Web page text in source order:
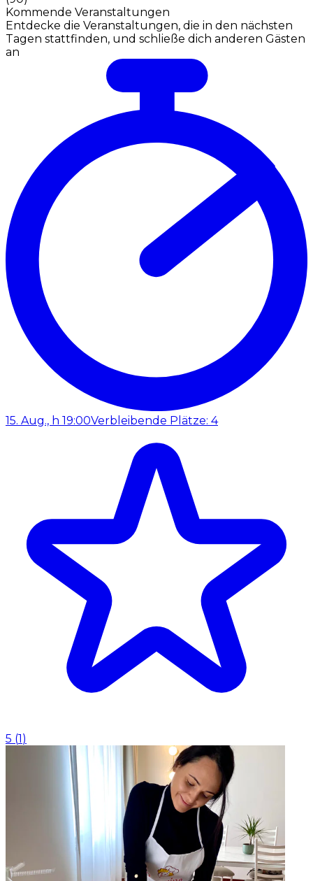
Kommende Veranstaltungen
Entdecke die Veranstaltungen, die in den nächsten
Tagen stattfinden, und schließe dich anderen Gästen
an
15. Aug., h 19:00Verbleibende Plätze: 4
5 (1 )